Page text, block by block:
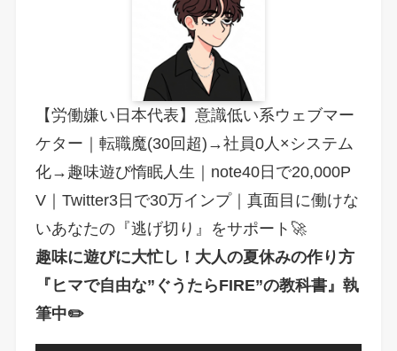
【労働嫌い日本代表】意識低い系ウェブマー
ケター｜転職魔(30回超)→社員0人×システム
化→趣味遊び惰眠人生｜note40日で20,000P
V｜Twitter3日で30万インプ｜真面目に働けな
いあなたの『逃げ切り』をサポート🚀
趣味に遊びに大忙し！大人の夏休みの作り方
『ヒマで自由な”ぐうたらFIRE”の教科書』執
筆中✏️